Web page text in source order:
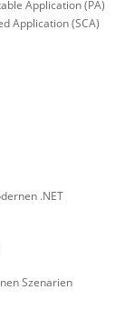
Application (PA)
Application (SCA)
.NET
Szenarien